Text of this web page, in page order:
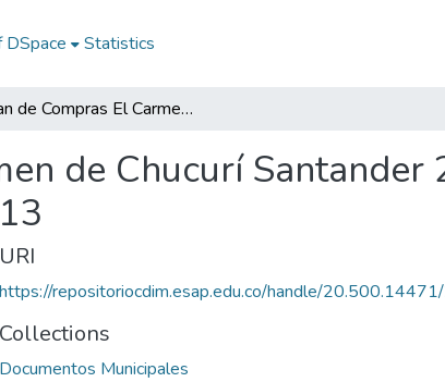
Statistics
Plan de Compras El Carmen de Chucurí Santander 2013: PC El Carmen de Chucurí Santander 2013
de Chucurí Santander
URI
https://repositoriocdim.esap.edu.co/handle/
Collections
Documentos Municipales